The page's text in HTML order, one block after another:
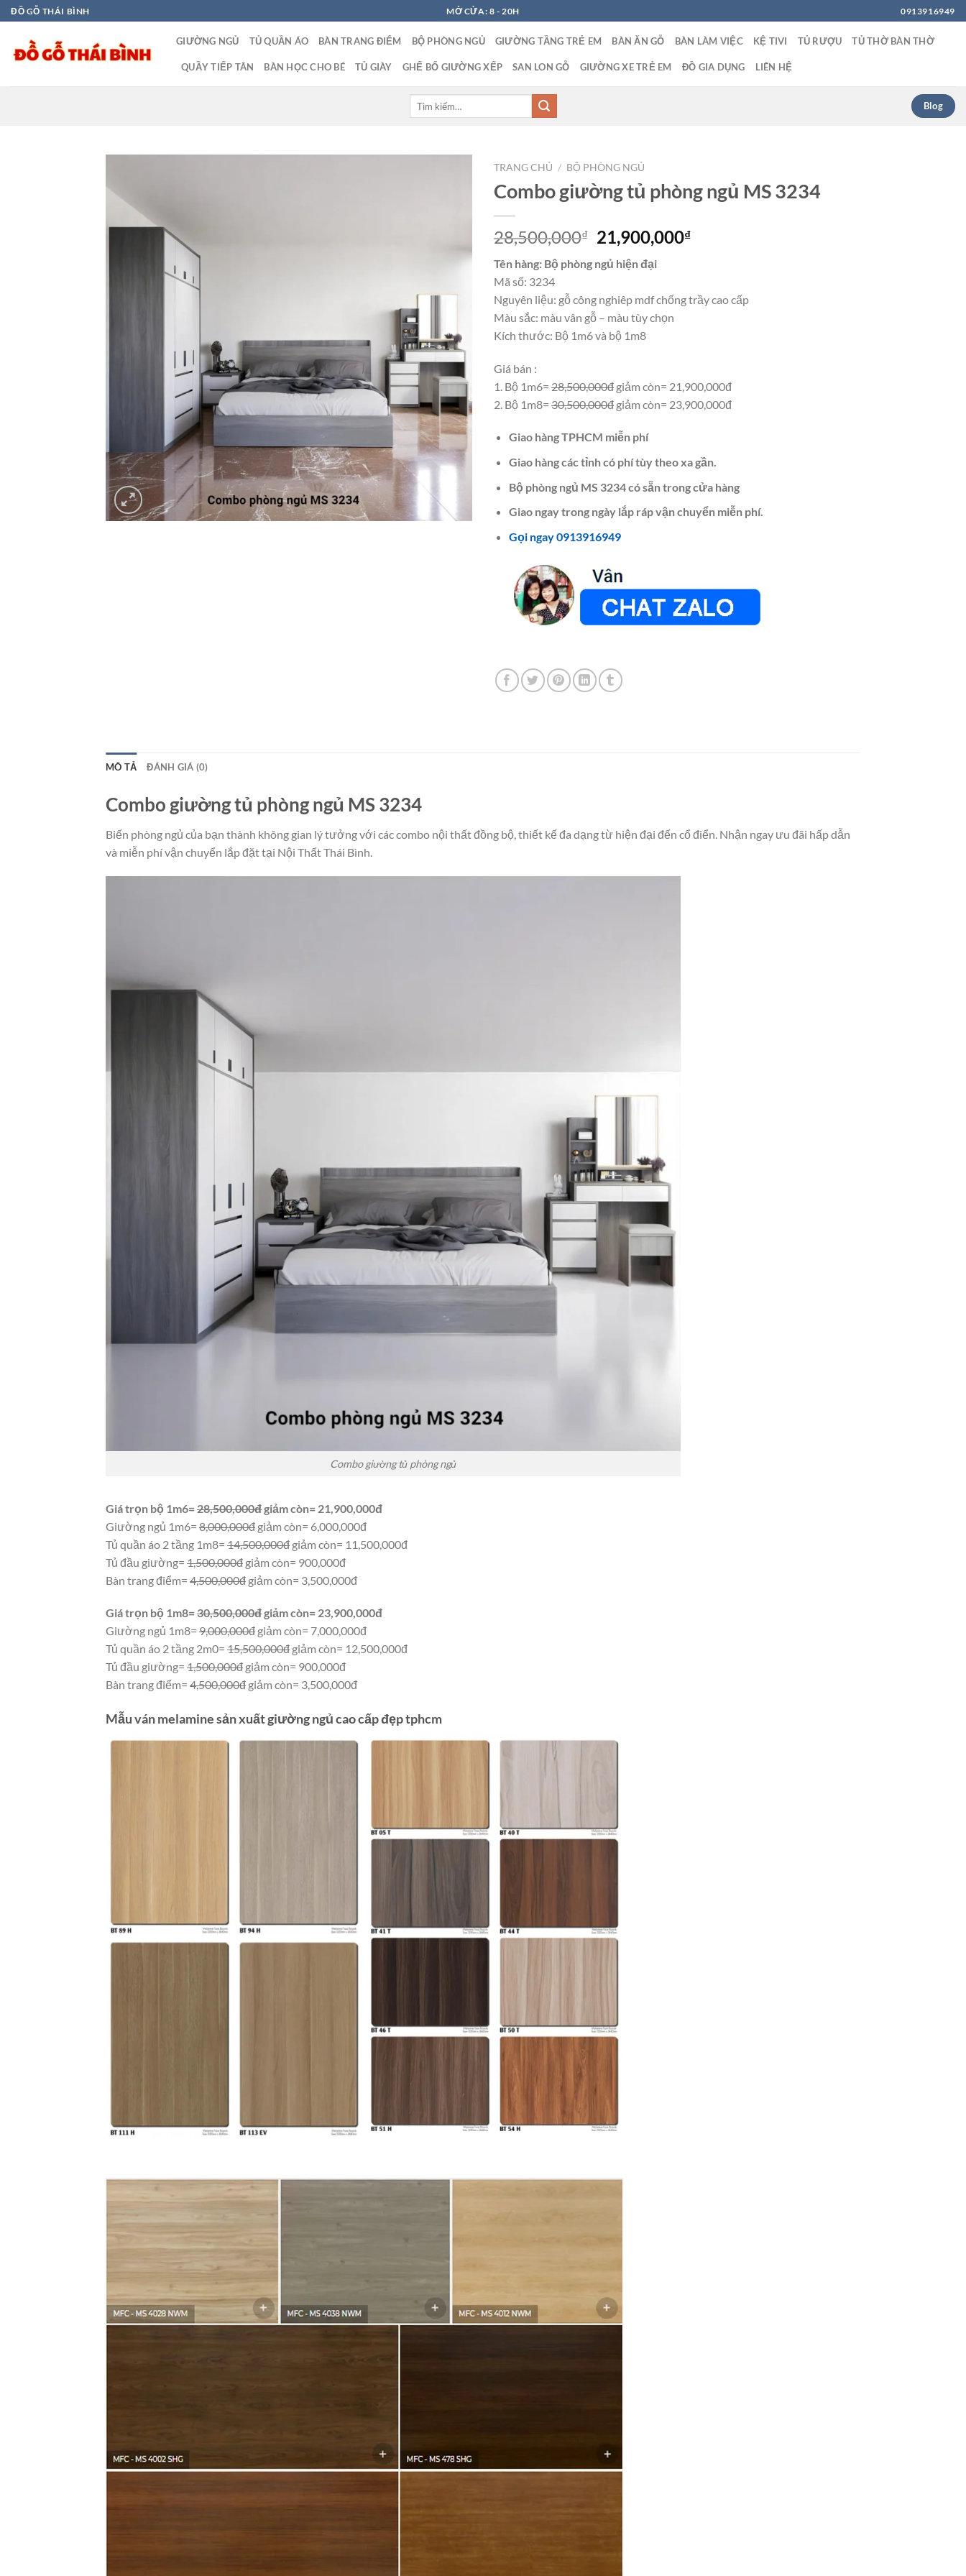
Bỏ
qua
dung
ĐỒ GỖ THÁI BÌNH MỞ CỬA: 8 - 20H 0913916949
GIƯỜNG NGỦ TỦ QUẦN ÁO BÀN TRANG ĐIỂM BỘ PHÒNG NGỦ GIƯỜNG TẦNG TRẺ EM BÀN ĂN GỖ BÀN LÀM VIỆC KỆ TIVI TỦ RƯỢU TỦ THỜ BÀN THỜ
QUẦY TIẾP TÂN BÀN HỌC CHO BÉ TỦ GIÀY GHẾ BỐ GIƯỜNG XẾP SAN LON GỖ GIƯỜNG XE TRẺ EM ĐỒ GIA DỤNG LIÊN HỆ
Blog
TRANG CHỦ / BỘ PHÒNG NGỦ
Combo giường tủ phòng ngủ MS 3234
28,500,000₫
Giá
gốc
là:
21,900,000₫Giá
21,900,000₫.
Tên hàng: Bộ phòng ngủ hiện đại
Mã số: 3234
Nguyên liệu: gỗ công nghiêp mdf chống trầy cao cấp
Màu sắc: màu vân gỗ – màu tùy chọn
Kích thước: Bộ 1m6 và bộ 1m8
Giá bán :
1. Bộ 1m6= 28,500,000đ giảm còn= 21,900,000đ
2. Bộ 1m8= 30,500,000đ giảm còn= 23,900,000đ
Giao hàng TPHCM miễn phí
Giao hàng các tỉnh có phí tùy theo xa gần.
Bộ phòng ngủ MS 3234 có sẵn trong cửa hàng
Giao ngay trong ngày lắp ráp vận chuyển miễn phí.
Gọi ngay 0913916949
MÔ TẢ ĐÁNH GIÁ (0)
Combo giường tủ phòng ngủ MS 3234
Biến phòng ngủ của bạn thành không gian lý tưởng với các combo nội thất đồng bộ, thiết kế đa dạng từ hiện đại đến cổ điển. Nhận ngay ưu đãi hấp dẫn
và miễn phí vận chuyển lắp đặt tại Nội Thất Thái Bình.
Combo giường tủ phòng ngủ
Giá trọn bộ 1m6=28,500,000đgiảm còn= 21,900,000đ
Giường ngủ 1m6= 8,000,000đ giảm còn= 6,000,000đ
Tủ quần áo 2 tầng 1m8= 14,500,000đ giảm còn= 11,500,000đ
Tủ đầu giường= 1,500,000đ giảm còn= 900,000đ
Bàn trang điểm= 4,500,000đ giảm còn= 3,500,000đ
Giá trọn bộ 1m8=30,500,000đgiảm còn= 23,900,000đ
Giường ngủ 1m8= 9,000,000đ giảm còn= 7,000,000đ
Tủ quần áo 2 tầng 2m0= 15,500,000đ giảm còn= 12,500,000đ
Tủ đầu giường= 1,500,000đ giảm còn= 900,000đ
Bàn trang điểm= 4,500,000đ giảm còn= 3,500,000đ
Mẫu ván melamine sản xuất giường ngủ cao cấp đẹp tphcm